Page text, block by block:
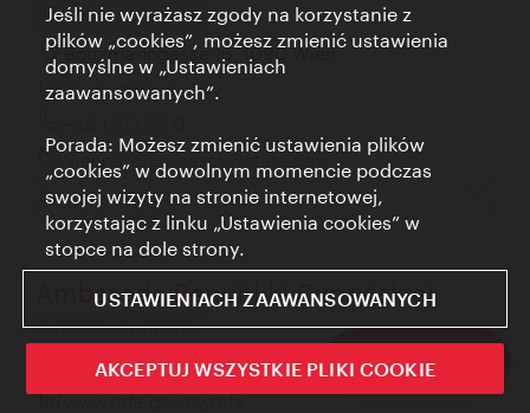
DODAJ ULUBIONE
Boltzmanngasse 16, 1090 Wien
at.usembassy.gov
ViennaUSEmbassy@state.gov
Godziny otwarcia
Ambasada Republiki Cypryjskiej
DODAJ ULUBIONE
Lothringerstraße 4/3, 1040 Wien
www.mfa.gov.cy/mfa
Sign up now
Jeśli nie wyrażasz zgody na korzystanie z
plików „cookies”, możesz zmienić ustawienia
domyślne w „Ustawieniach
zaawansowanych”.
Porada: Możesz zmienić ustawienia plików
„cookies” w dowolnym momencie podczas
swojej wizyty na stronie internetowej,
korzystając z linku „Ustawienia cookies” w
stopce na dole strony.
USTAWIENIACH ZAAWANSOWANYCH
AKCEPTUJ WSZYSTKIE PLIKI COOKIE